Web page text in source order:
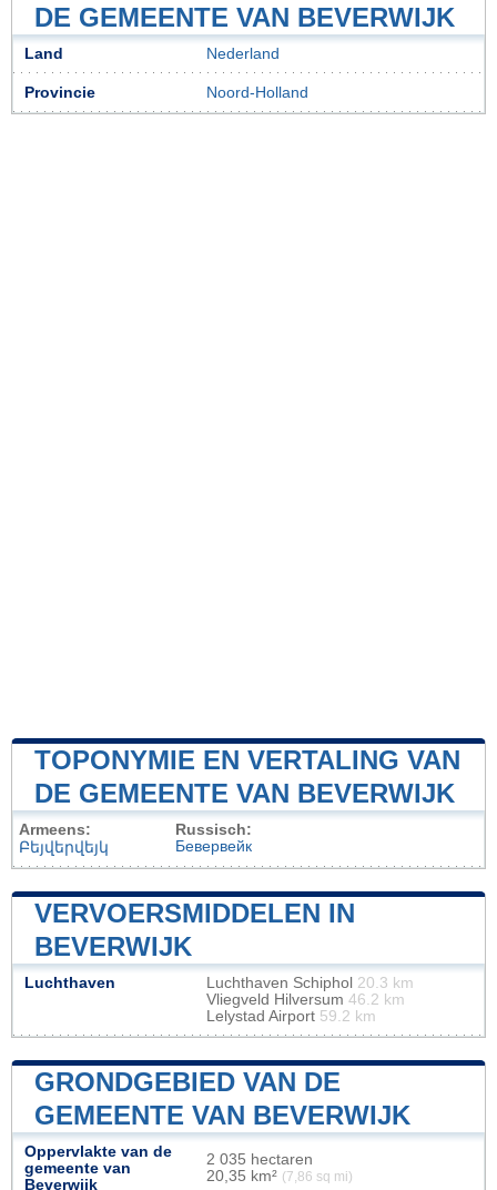
DE GEMEENTE VAN BEVERWIJK
Land Nederland
Provincie Noord-Holland
TOPONYMIE EN VERTALING VAN
DE GEMEENTE VAN BEVERWIJK
Armeens:
Բեյվերվեյկ
Russisch:
Бевервейк
VERVOERSMIDDELEN IN
BEVERWIJK
Luchthaven Luchthaven Schiphol 20.3 km
Vliegveld Hilversum 46.2 km
Lelystad Airport 59.2 km
GRONDGEBIED VAN DE
GEMEENTE VAN BEVERWIJK
Oppervlakte van de
gemeente van
Beverwijk
2 035 hectaren
20,35 km² (7,86 sq mi)